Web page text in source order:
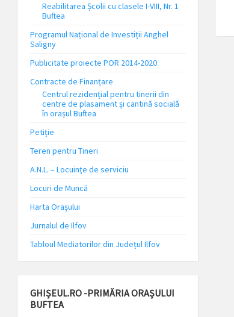
Reabilitarea Școlii cu clasele I-VIII, Nr. 1
Buftea
Programul Național de Investiții Anghel
Saligny
Publicitate proiecte POR 2014-2020
Contracte de Finanțare
Centrul rezidențial pentru tinerii din
centre de plasament și cantină socială
în orașul Buftea
Petiție
Teren pentru Tineri
A.N.L. – Locuinţe de serviciu
Locuri de Muncă
Harta Orașului
Jurnalul de Ilfov
Tabloul Mediatorilor din Județul Ilfov
GHIȘEUL.RO -PRIMĂRIA ORAȘULUI
BUFTEA